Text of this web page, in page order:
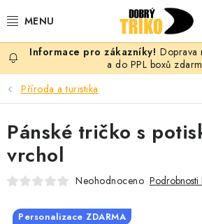
na
PRO ŽENY
PRO MUŽE
PRO DĚTI
PRO PÁRY
Doprava
a do PPL boxů
Příroda a turistika
Pánské tričko s
vrchol
Neohodnoceno
Personalizace ZDARMA